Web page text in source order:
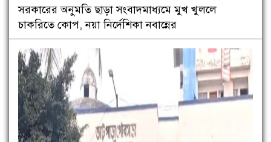
সরকারের অনুমতি ছাড়া সংবাদমাধ্যমে মুখ খুললে
চাকরিতে কোপ, নয়া নির্দেশিকা নবান্নের